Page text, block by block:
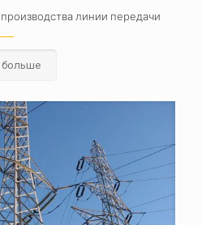
линии передачи
больше